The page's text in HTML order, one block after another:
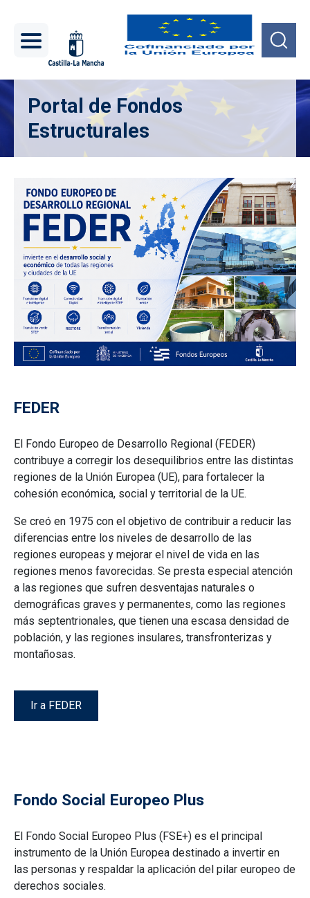
Portal de Fondos
Estructurales
FEDER
El Fondo Europeo de Desarrollo Regional (FEDER)
contribuye a corregir los desequilibrios entre las distintas
regiones de la Unión Europea (UE), para fortalecer la
cohesión económica, social y territorial de la UE.
Se creó en 1975 con el objetivo de contribuir a reducir las
diferencias entre los niveles de desarrollo de las
regiones europeas y mejorar el nivel de vida en las
regiones menos favorecidas. Se presta especial atención
a las regiones que sufren desventajas naturales o
demográficas graves y permanentes, como las regiones
más septentrionales, que tienen una escasa densidad de
población, y las regiones insulares, transfronterizas y
montañosas.
Ir a FEDER
Fondo Social Europeo Plus
El Fondo Social Europeo Plus (FSE+) es el principal
instrumento de la Unión Europea destinado a invertir en
las personas y respaldar la aplicación del pilar europeo de
derechos sociales.